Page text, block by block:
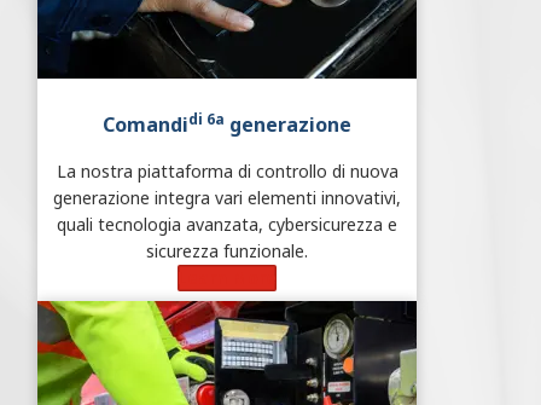
Comandidi 6a generazione
La nostra piattaforma di controllo di nuova
generazione integra vari elementi innovativi,
quali tecnologia avanzata, cybersicurezza e
sicurezza funzionale.